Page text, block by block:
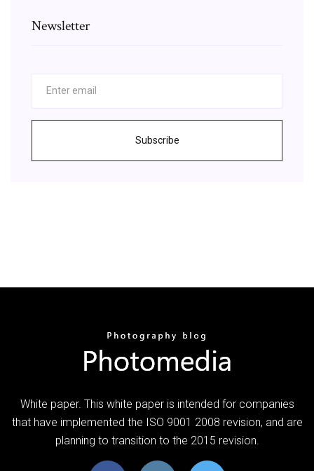
Newsletter
Subscribe
White paper. This white paper is intended for companies
that have implemented the ISO 9001 2008 revision, and are
planning to transition to the 2015 revision.